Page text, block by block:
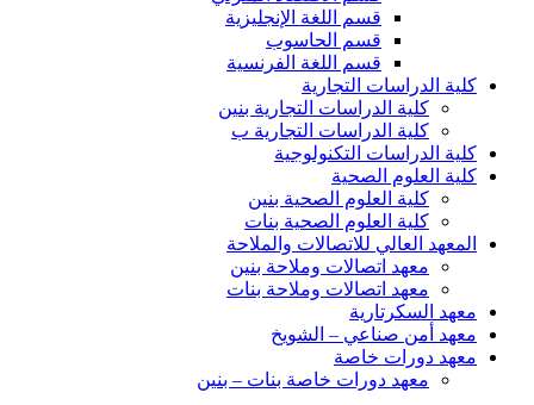
قسم اللغة الإنجليزية
قسم الحاسوب
قسم اللغة الفرنسية
كلية الدراسات التجارية
كلية الدراسات التجارية بنين
كلية الدراسات التجارية ب
كلية الدراسات التكنولوجية
كلية العلوم الصحية
كلية العلوم الصحية بنين
كلية العلوم الصحية بنات
المعهد العالي للاتصالات والملاحة
معهد اتصالات وملاحة بنين
معهد اتصالات وملاحة بنات
معهد السكرتارية
معهد أمن صناعي – الشويخ
معهد دورات خاصة
معهد دورات خاصة بنات – بنين